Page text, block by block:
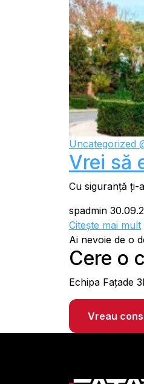
Uncategorized
Vrei să
Cu siguranță ți-
spadmin
Citește mai mult
Ai nevoie de o
Cere o
Echipa Fațade
Vreau